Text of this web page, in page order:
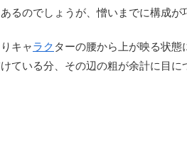
るのでしょうが、憎いまでに構成が
キャラク ターの腰から上が映る状
ている分、その辺の粗が余計に目